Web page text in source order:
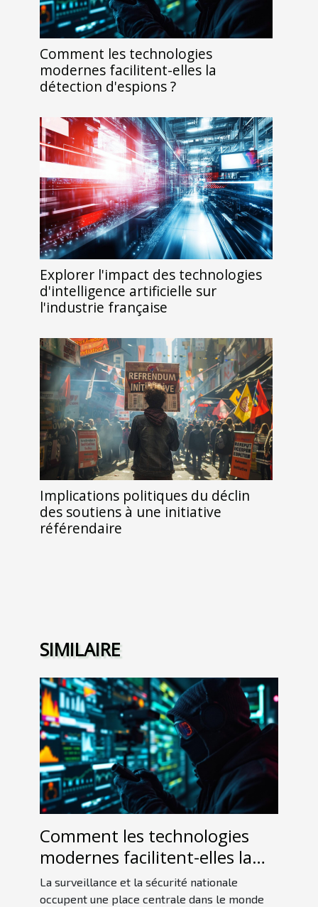
Comment les technologies
modernes facilitent-elles la
détection d'espions ?
Explorer l'impact des technologies
d'intelligence artificielle sur
l'industrie française
Implications politiques du déclin
des soutiens à une initiative
référendaire
SIMILAIRE
Comment les technologies
modernes facilitent-elles la
détection d'espions ?
La surveillance et la sécurité nationale
occupent une place centrale dans le monde